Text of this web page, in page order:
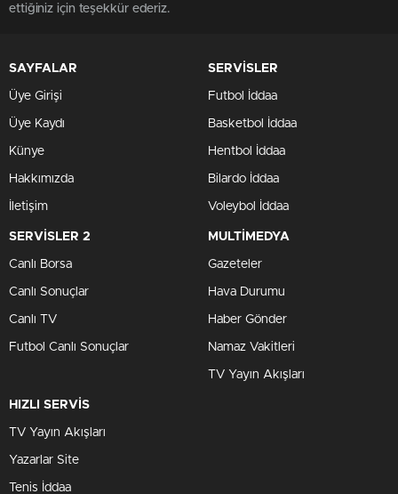
ettiğiniz için teşekkür ederiz.
SAYFALAR
Üye Girişi
Üye Kaydı
Künye
Hakkımızda
İletişim
SERVİSLER
Futbol İddaa
Basketbol İddaa
Hentbol İddaa
Bilardo İddaa
Voleybol İddaa
SERVİSLER 2
Canlı Borsa
Canlı Sonuçlar
Canlı TV
Futbol Canlı Sonuçlar
MULTİMEDYA
Gazeteler
Hava Durumu
Haber Gönder
Namaz Vakitleri
TV Yayın Akışları
HIZLI SERVİS
TV Yayın Akışları
Yazarlar Site
Tenis İddaa